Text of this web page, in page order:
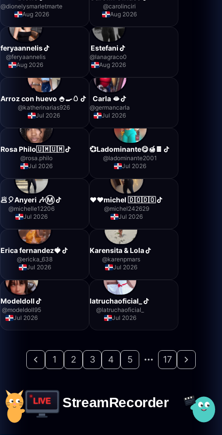
@dionelysmarletmarte
Aug 2026
@carolinciri
Aug 2026
feryaannelis
@feryaannelis
Aug 2026
Estefani
@lanagraco0
Aug 2026
Arroz con huevo 🍚🍳🥚
@katherinarias926
Jul 2026
Carla 🫦
@germancarla
Jul 2026
Rosa Philo🇺🇲🇺🇲
@rosa.philo
Jul 2026
💞Ladominante😋🍯🍫
@ladominante2001
Jul 2026
🥟🎈Anyeri 🎶Ⓜ️
@michelle12206
Jul 2026
❤️❤️michel 🇩🇴🇩🇴
@michel242629
Jul 2026
Erica fernandez🍓
@ericka_638
Jul 2026
Karensita & Lola
@karenpmars
Jul 2026
Modeldoll
@modeldoll95
Jul 2026
latruchaoficial_
@latruchaoficial_
Jul 2026
1 2 3 4 5 17